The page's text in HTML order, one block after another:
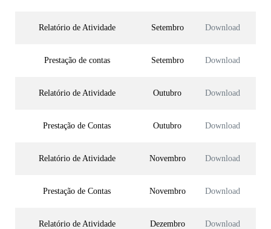
Relatório de Atividade Setembro Download
Prestação de contas Setembro Download
Relatório de Atividade Outubro Download
Prestação de Contas Outubro Download
Relatório de Atividade Novembro Download
Prestação de Contas Novembro Download
Relatório de Atividade Dezembro Download